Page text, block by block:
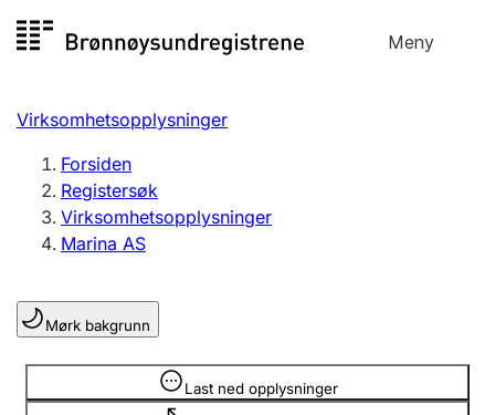
til
Meny
Registersøk
Aksjeselskap
Enkeltpersonforetak
Registrere, endre, slette
Lag og forening
Registrere, endre, slette
Virksomhetsopplysninger
Forsiden
Registersøk
Virksomhetsopplysninger
Marina AS
Mørk bakgrunn
Last ned opplysninger
Opplysninger er skjult